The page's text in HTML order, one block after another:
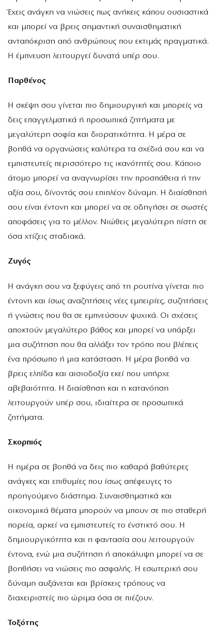
Έχεις ανάγκη να νιώσεις πως ανήκεις κάπου ουσιαστικά
και μπορεί να βρεις σημαντική συναισθηματική
ανταπόκριση από ανθρώπους που εκτιμάς πραγματικά.
Η έμπνευση λειτουργεί δυνατά υπέρ σου.
Παρθένος
Η σκέψη σου γίνεται πιο δημιουργική και μπορείς να
δεις επαγγελματικά ή προσωπικά ζητήματα με
μεγαλύτερη σοφία και διορατικότητα. Η μέρα σε
βοηθά να οργανώσεις καλύτερα τα σχέδιά σου και να
εμπιστευτείς περισσότερο τις ικανότητές σου. Κάποιο
άτομο μπορεί να αναγνωρίσει την προσπάθεια ή την
αξία σου, δίνοντάς σου επιπλέον δύναμη. Η διαίσθησή
σου είναι έντονη και μπορεί να σε οδηγήσει σε σωστές
αποφάσεις για το μέλλον. Νιώθεις μεγαλύτερη πίστη σε
όσα χτίζεις σταδιακά.
Ζυγός
Η ανάγκη σου να ξεφύγεις από τη ρουτίνα γίνεται πιο
έντονη και ίσως αναζητήσεις νέες εμπειρίες, συζητήσεις
ή γνώσεις που θα σε εμπνεύσουν ψυχικά. Οι σχέσεις
αποκτούν μεγαλύτερο βάθος και μπορεί να υπάρξει
μια συζήτηση που θα αλλάξει τον τρόπο που βλέπεις
ένα πρόσωπο ή μια κατάσταση. Η μέρα βοηθά να
βρεις ελπίδα και αισιοδοξία εκεί που υπήρχε
αβεβαιότητα. Η διαίσθηση και η κατανόηση
λειτουργούν υπέρ σου, ιδιαίτερα σε προσωπικά
ζητήματα.
Σκορπιός
Η ημέρα σε βοηθά να δεις πιο καθαρά βαθύτερες
ανάγκες και επιθυμίες που ίσως απέφευγες το
προηγούμενο διάστημα. Συναισθηματικά και
οικονομικά θέματα μπορούν να μπουν σε πιο σταθερή
πορεία, αρκεί να εμπιστευτείς το ένστικτό σου. Η
δημιουργικότητα και η φαντασία σου λειτουργούν
έντονα, ενώ μια συζήτηση ή αποκάλυψη μπορεί να σε
βοηθήσει να νιώσεις πιο ασφαλής. Η εσωτερική σου
δύναμη αυξάνεται και βρίσκεις τρόπους να
διαχειριστείς πιο ώριμα όσα σε πιέζουν.
Τοξότης